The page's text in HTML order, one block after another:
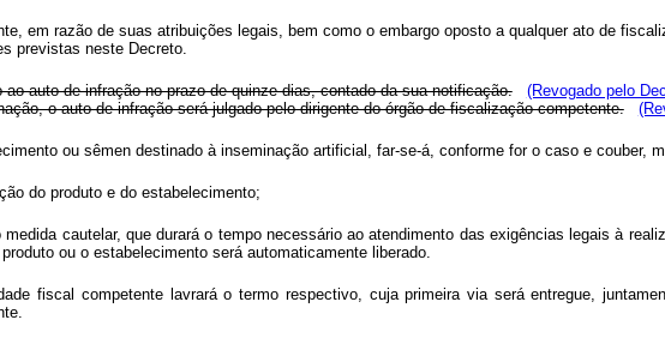
em razão de suas atribuições legais, bem como o embargo oposto a qualquer ato de
previstas neste Decreto.
auto de infração no prazo de quinze dias, contado da sua notificação.
(Revogado pelo
o auto de infração será julgado pelo dirigente do órgão de fiscalização competente.
ou sêmen destinado à inseminação artificial, far-se-á, conforme for o caso e couber,
do produto e do estabelecimento;
cautelar, que durará o tempo necessário ao atendimento das exigências legais à
ou o estabelecimento será automaticamente liberado.
fiscal competente lavrará o termo respectivo, cuja primeira via será entregue,